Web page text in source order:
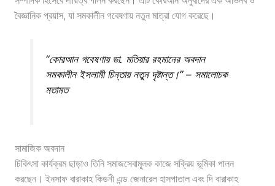
বৈজ্ঞানিক প্রয়াস, যা সমকালীন গবেষণায় নতুন মাত্রা যোগ করেছে।
“কোরআন গবেষণায় ডা. মতিয়ার রহমানের অবদান
সমকালীন ইসলামী চিন্তায় নতুন দৃষ্টান্ত।” – সমালোচক
মতামত
সামাজিক অবদান
চিকিৎসা কার্যক্রম ছাড়াও তিনি সমাজসেবামূলক কাজে সক্রিয় ভূমিকা পালন
করছেন। ইনসাফ বারাকাহ কিডনী এন্ড জেনারেল হাসপাতাল এবং দি বারাকাহ